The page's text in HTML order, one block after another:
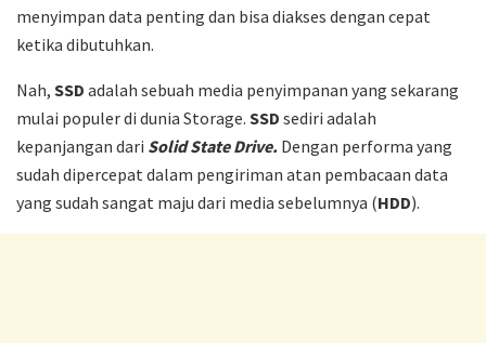
menyimpan data penting dan bisa diakses dengan cepat
ketika dibutuhkan.
Nah, SSD adalah sebuah media penyimpanan yang sekarang
mulai populer di dunia Storage. SSD sediri adalah
kepanjangan dari Solid State Drive. Dengan performa yang
sudah dipercepat dalam pengiriman atan pembacaan data
yang sudah sangat maju dari media sebelumnya (HDD).